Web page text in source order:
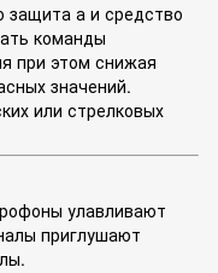
а и средство
команды
при этом снижая
значений.
или стрелковых
улавливают
приглушают